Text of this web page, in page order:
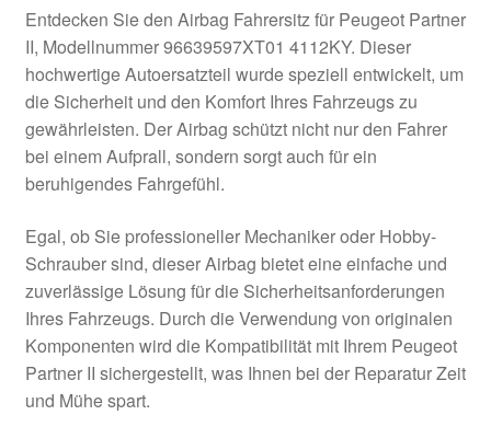
Impressum
Kasse
Kontakt
Lieferung
Mein Konto
Über uns
Warenkorb
Entdecken Sie den Airbag Fahrersitz für Peugeot Partner
II, Modellnummer 96639597XT01 4112KY. Dieser
hochwertige Autoersatzteil wurde speziell entwickelt, um
die Sicherheit und den Komfort Ihres Fahrzeugs zu
gewährleisten. Der Airbag schützt nicht nur den Fahrer
bei einem Aufprall, sondern sorgt auch für ein
beruhigendes Fahrgefühl.
Egal, ob Sie professioneller Mechaniker oder Hobby-
Schrauber sind, dieser Airbag bietet eine einfache und
zuverlässige Lösung für die Sicherheitsanforderungen
Ihres Fahrzeugs. Durch die Verwendung von originalen
Komponenten wird die Kompatibilität mit Ihrem Peugeot
Partner II sichergestellt, was Ihnen bei der Reparatur Zeit
und Mühe spart.